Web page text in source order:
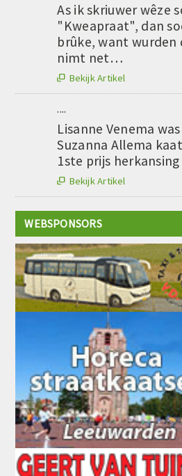
As ik skriuwer wêze
"Kweapraat", dan
brûke, want wurden
nimt net…
 Bekijk Artikel
....
Lisanne Venema
Suzanna Allema
1ste prijs herkansing
 Bekijk Artikel
WEBSPONSORS